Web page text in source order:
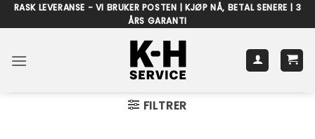
Skip
to
RASK LEVERANSE - VI BRUKER POSTEN | KJØP NÅ, BETAL SENERE | 3
ÅRS GARANTI
FILTRER